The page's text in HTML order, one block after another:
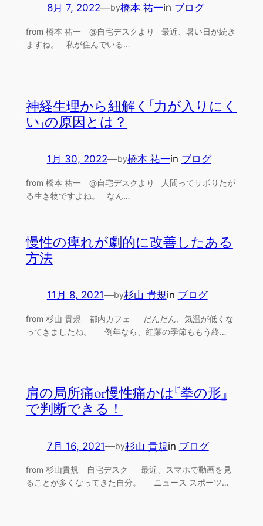
8月 7, 2022—by橋本 祐一in ブログ
from 橋本 祐一 @自宅デスクより 最近、暑い日が続き
ますね。 私が住んでいる…
神経生理から紐解く「力が入りにく
い」の原因とは？
1月 30, 2022—by橋本 祐一in ブログ
from 橋本 祐一 @自宅デスクより 人間ってサボりたが
る生き物ですよね。 なん…
慢性の痺れが劇的に改善したある
方法
11月 8, 2021—by杉山 貴規in ブログ
from 杉山 貴規 都内カフェ だんだん、気温が低くな
ってきましたね。 例年なら、紅葉の季節ももう終…
肩の局所痛or慢性痛かは『拳の形』
で判断できる！
7月 16, 2021—by杉山 貴規in ブログ
from 杉山貴規 自宅デスク 最近、スマホで動画を見
ることが多くなってきた自分。 ニュース スポーツ…